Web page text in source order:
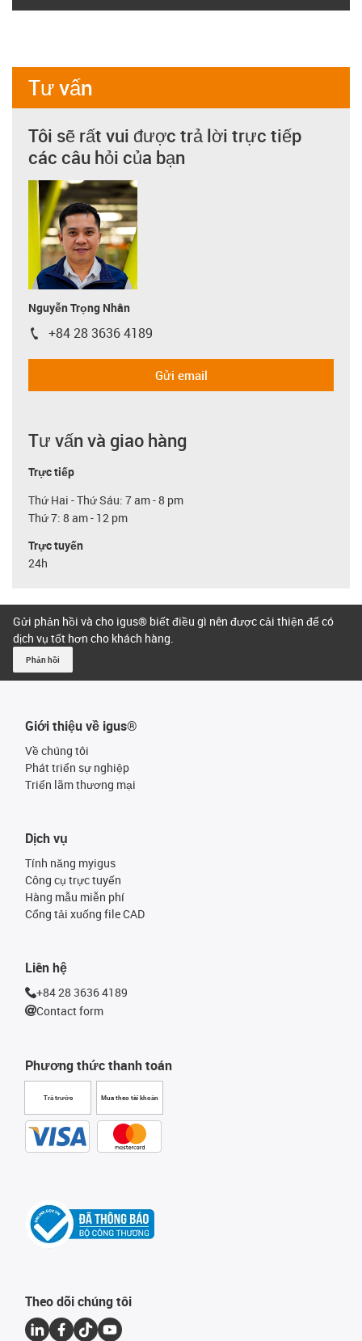
Tư vấn
Tôi sẽ rất vui được trả lời trực tiếp
các câu hỏi của bạn
Nguyễn Trọng Nhân
igus-icon-phone
+84 28 3636 4189
Gửi email
Tư vấn và giao hàng
Trực tiếp
Thứ Hai - Thứ Sáu: 7 am - 8 pm
Thứ 7: 8 am - 12 pm
Trực tuyến
24h
Gửi phản hồi và cho igus® biết điều gì nên được cải thiện để có
dịch vụ tốt hơn cho khách hàng.
Phản hồi
Giới thiệu về igus®
Về chúng tôi
Phát triển sự nghiệp
Triển lãm thương mại
Phương thức thanh toán
Trả trước Mua theo tài khoản
Dịch vụ
Tính năng myigus
Công cụ trực tuyến
Hàng mẫu miễn phí
Cổng tải xuống file CAD
Liên hệ
+84 28 3636 4189
Contact form
Theo dõi chúng tôi